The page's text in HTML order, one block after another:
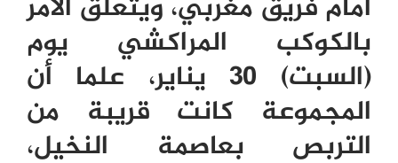
أمام فريق مغربي، ويتعلق الأمر
بالكوكب المراكشي يوم
(السبت) 30 يناير، علما أن
المجموعة كانت قريبة من
التربص بعاصمة النخيل،